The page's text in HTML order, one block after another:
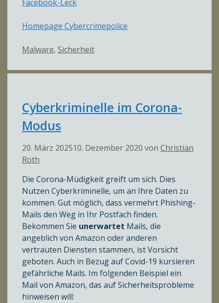
Facebook-Leck
Homepage Cybercrimepolice
Kategorien
Malware, Sicherheit
Cyberkriminelle im Corona-
Modus
20. März 202510. Dezember 2020 von Christian
Roth
Die Corona-Müdigkeit greift um sich. Dies
Nutzen Cyberkriminelle, um an Ihre Daten zu
kommen. Gut möglich, dass vermehrt Phishing-
Mails den Weg in Ihr Postfach finden.
Bekommen Sie unerwartet Mails, die
angeblich von Amazon oder anderen
vertrauten Diensten stammen, ist Vorsicht
geboten. Auch in Bezug auf Covid-19 kursieren
gefährliche Mails. Im folgenden Beispiel ein
Mail von Amazon, das auf Sicherheitsprobleme
hinweisen will: